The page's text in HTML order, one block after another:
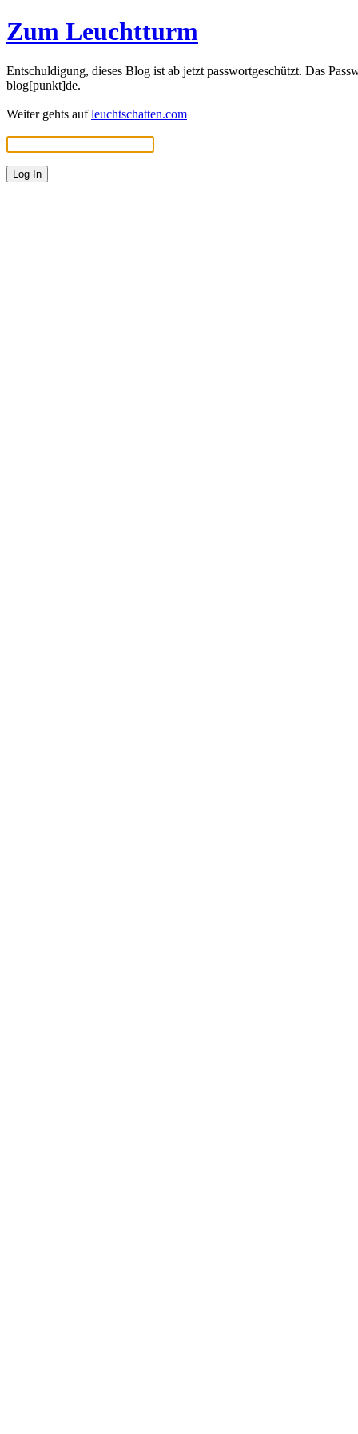
Zum Leuchtturm
Entschuldigung, dieses Blog ist ab jetzt passwortgeschützt. Das
blog[punkt]de.
Weiter gehts aufleuchtschatten.com